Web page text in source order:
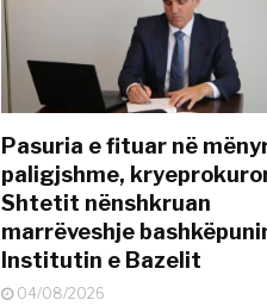
Pasuria e fituar në
paligjshme,
Shtetit nënshkruan
marrëveshje
Institutin e Bazelit
04/08/2026